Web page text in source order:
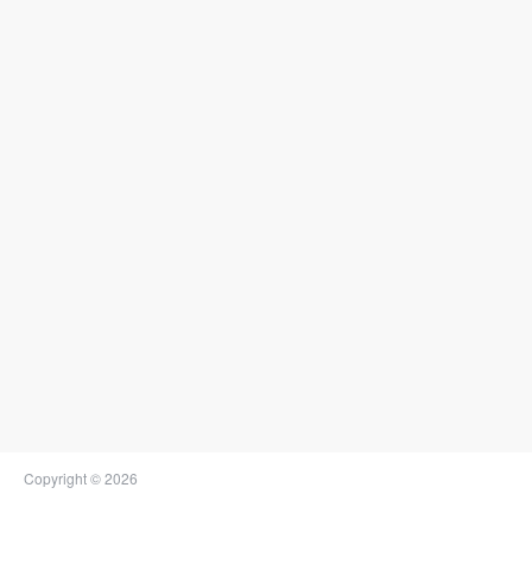
Copyright © 2026